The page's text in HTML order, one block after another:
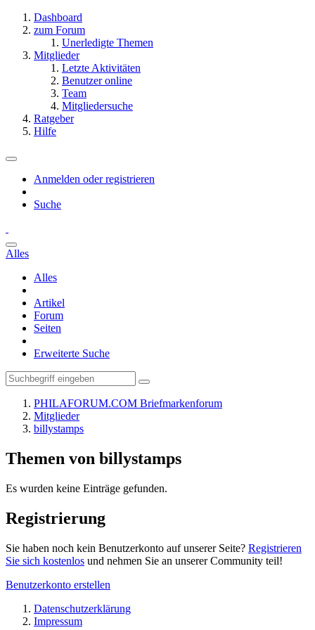
Dashboard
zum Forum
Unerledigte Themen
Mitglieder
Letzte Aktivitäten
Benutzer online
Team
Mitgliedersuche
Ratgeber
Hilfe
Anmelden oder registrieren
Suche
Alles
Alles
Artikel
Forum
Seiten
Erweiterte Suche
PHILAFORUM.COM Briefmarkenforum
Mitglieder
billystamps
Themen von billystamps
Es wurden keine Einträge gefunden.
Registrierung
Sie haben noch kein Benutzerkonto auf unserer Seite? Registrieren
Sie sich kostenlos und nehmen Sie an unserer Community teil!
Benutzerkonto erstellen
Datenschutzerklärung
Impressum